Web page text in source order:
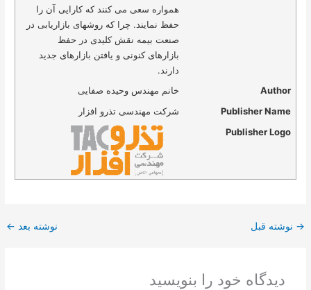
همواره سعی می کنند که کارایی آن را
حفظ نمایند. چرا که روشهای بازاریابی در
صنعت بیمه نقش کلیدی در حفظ
بازارهای کنونی و یافتن بازارهای جدید
دارند.
Author
خانم مهندس وحیده صفایی
Publisher Name
شرکت مهندسی تذرو افزار
Publisher Logo
→ نوشته قبل نوشته بعد ←
دیدگاه‌ خود را بنویسید